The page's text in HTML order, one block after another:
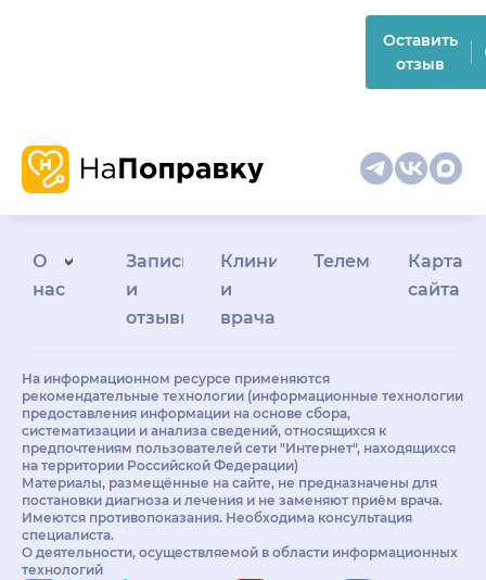
Оставить
отзыв
О
нас
Запись
и
отзывы
Клиникам
и
врачам
Телемедицина
Карта
сайта
На информационном ресурсе применяются
рекомендательные технологии (информационные технологии
предоставления информации на основе сбора,
систематизации и анализа сведений, относящихся к
предпочтениям пользователей сети "Интернет", находящихся
на территории Российской Федерации)
Материалы, размещённые на сайте, не предназначены для
постановки диагноза и лечения и не заменяют приём врача.
Имеются противопоказания. Необходима консультация
специалиста.
О деятельности, осуществляемой в области информационных
технологий